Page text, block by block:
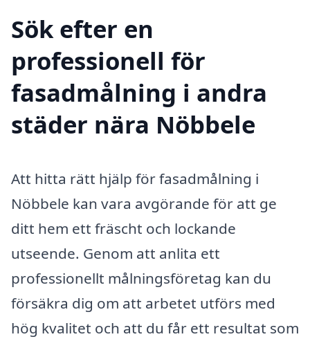
Sök efter en
professionell för
fasadmålning i andra
städer nära Nöbbele
Att hitta rätt hjälp för fasadmålning i
Nöbbele kan vara avgörande för att ge
ditt hem ett fräscht och lockande
utseende. Genom att anlita ett
professionellt målningsföretag kan du
försäkra dig om att arbetet utförs med
hög kvalitet och att du får ett resultat som